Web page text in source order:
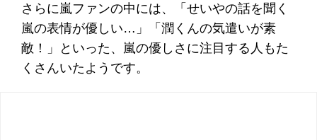
さらに嵐ファンの中には、「せいやの話を聞く
嵐の表情が優しい…」「潤くんの気遣いが素
敵！」といった、嵐の優しさに注目する人もた
くさんいたようです。